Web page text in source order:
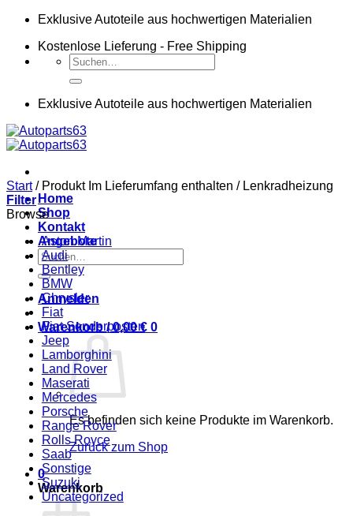
Zum
springen
Exklusive Autoteile aus hochwertigen Materialien
Kostenlose Lieferung - Free Shipping
Suchen
nach:
Exklusive Autoteile aus hochwertigen Materialien
Home
Shop
Kontakt
Angebote
Suchen
nach:
Anmelden
Warenkorb /0,00€ 0
Es befinden sich keine Produkte im Warenkorb.
Zurück zum Shop
0
Warenkorb
Start /Produkt Im Lieferumfang enthalten /Lenkradheizung
Filter
Browse
Aston Martin
Audi
Bentley
BMW
Chrysler
Fiat
Fiat Sonderposten
Jeep
Lamborghini
Land Rover
Maserati
Mercedes
Porsche
Range Rover
Rolls Royce
Saab
Sonstige
Suzuki
Uncategorized